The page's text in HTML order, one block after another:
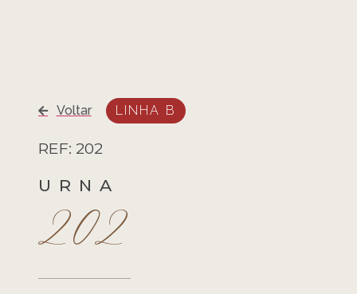
Voltar LINHA B
REF: 202
URNA
202